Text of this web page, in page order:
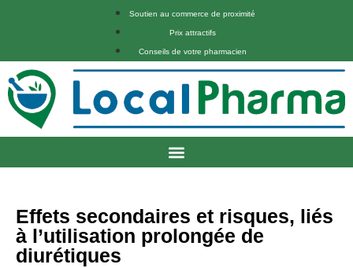
Soutien au commerce de proximité
Prix attractifs
Conseils de votre pharmacien
Effets secondaires et risques, liés
à l’utilisation prolongée de
diurétiques